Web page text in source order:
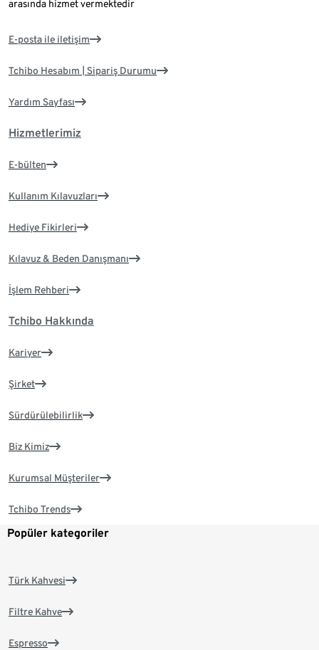
arasında hizmet vermektedir
E-posta ile iletişim
Tchibo Hesabım | Sipariş Durumu
Yardım Sayfası
Hizmetlerimiz
E-bülten
Kullanım Kılavuzları
Hediye Fikirleri
Kılavuz & Beden Danışmanı
İşlem Rehberi
Tchibo Hakkında
Kariyer
Şirket
Sürdürülebilirlik
Biz Kimiz
Kurumsal Müşteriler
Tchibo Trends
Popüler kategoriler
Türk Kahvesi
Filtre Kahve
Espresso